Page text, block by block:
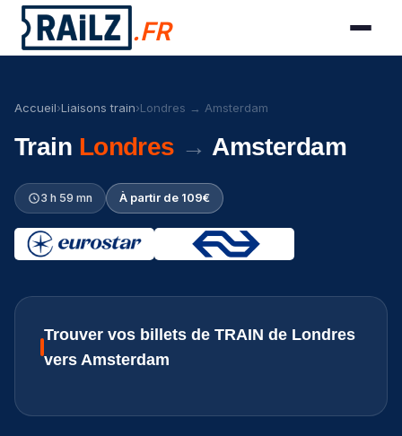
.FR
Accueil›Liaisons train›Londres → Amsterdam
Train Londres → Amsterdam
3 h 59 mn À partir de 109€
Trouver vos billets de TRAIN de Londres
vers Amsterdam